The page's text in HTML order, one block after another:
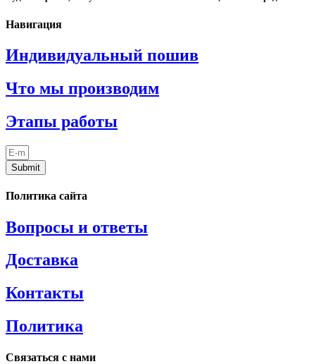
Навигация
Индивидуальный пошив
Что мы производим
Этапы работы
Submit
Политика сайта
Вопросы и ответы
Доставка
Контакты
Политика
Связаться с нами